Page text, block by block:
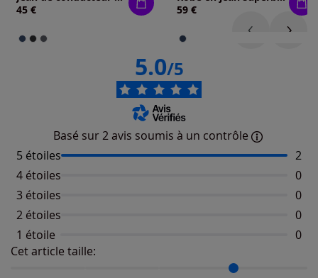
45 €
59 €
5.0/5
Basé sur 2 avis soumis à un contrôle
5 étoiles
2
4 étoiles
0
3 étoiles
0
2 étoiles
0
1 étoile
0
Cet article taille:
Répartition du taillant selon les avis clients